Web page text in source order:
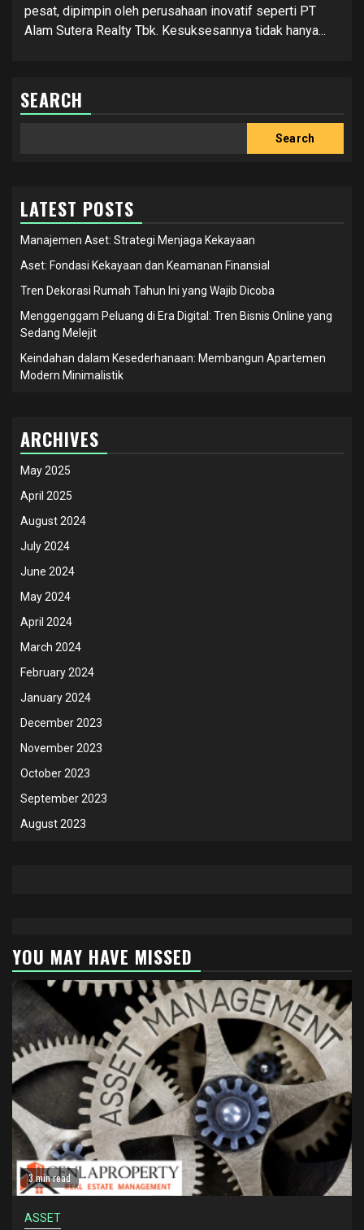
pesat, dipimpin oleh perusahaan inovatif seperti PT
Alam Sutera Realty Tbk. Kesuksesannya tidak hanya...
SEARCH
Search
LATEST POSTS
Manajemen Aset: Strategi Menjaga Kekayaan
Aset: Fondasi Kekayaan dan Keamanan Finansial
Tren Dekorasi Rumah Tahun Ini yang Wajib Dicoba
Menggenggam Peluang di Era Digital: Tren Bisnis Online yang
Sedang Melejit
Keindahan dalam Kesederhanaan: Membangun Apartemen
Modern Minimalistik
ARCHIVES
May 2025
April 2025
August 2024
July 2024
June 2024
May 2024
April 2024
March 2024
February 2024
January 2024
December 2023
November 2023
October 2023
September 2023
August 2023
YOU MAY HAVE MISSED
3 min read
ASSET